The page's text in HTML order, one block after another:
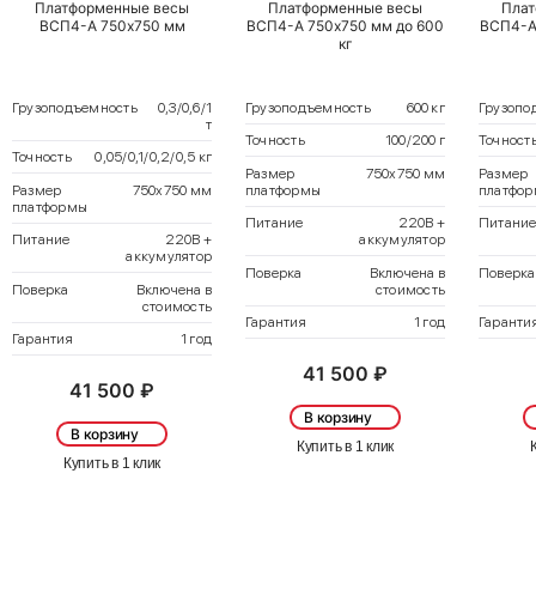
Платформенные весы
ВСП4-А 750х750 мм
Грузоподъемность
0,3/0,6/1
т
Точность
0,05/0,1/0,2/0,5 кг
Размер
платформы
750х750 мм
Питание
220В +
аккумулятор
Поверка
Включена в
стоимость
Гарантия
1 год
41 500 ₽
В корзину
Купить в 1 клик
Платформенные весы
ВСП4-А 750х750 мм до 600
кг
Грузоподъемность
600 кг
Точность
100/200 г
Размер
платформы
750х750 мм
Питание
220В +
аккумулятор
Поверка
Включена в
стоимость
Гарантия
1 год
41 500 ₽
В корзину
Купить в 1 клик
ВСП4-А
Размер
Питание
Поверка